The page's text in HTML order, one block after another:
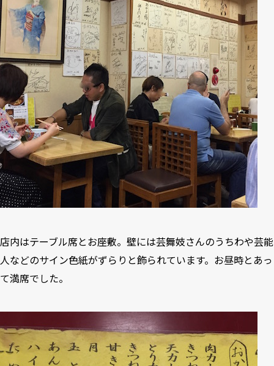
店内はテーブル席とお座敷。壁には芸舞妓さんのうちわや芸能
人などのサイン色紙がずらりと飾られています。お昼時とあっ
て満席でした。